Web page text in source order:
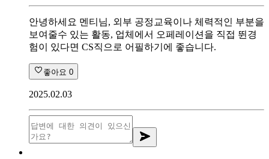
안녕하세요 멘티님, 외부 공정교육이나 체력적인 부분을
보여줄수 있는 활동, 업체에서 오페레이션을 직접 뛴경
험이 있다면 CS직으로 어필하기에 좋습니다.
좋아요 0
2025.02.03